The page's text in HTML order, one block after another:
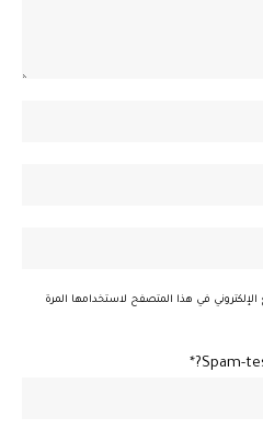
الإلكتروني في هذا المتصفح لاستخدامها المرة
Spam-